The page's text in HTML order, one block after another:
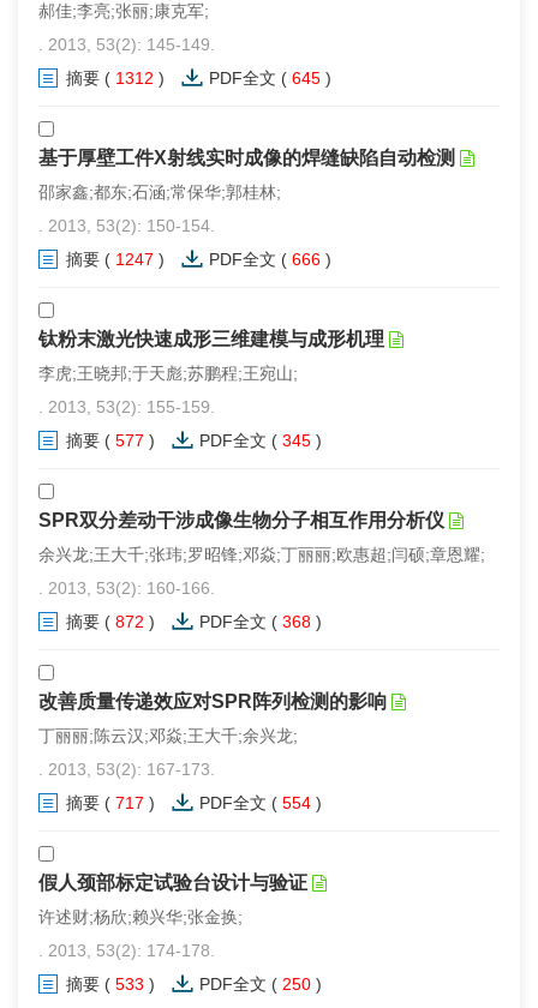
郝佳;李亮;张丽;康克军;
. 2013, 53(2): 145-149.
摘要 ( 1312 ) PDF全文 ( 645 )
基于厚壁工件X射线实时成像的焊缝缺陷自动检测
邵家鑫;都东;石涵;常保华;郭桂林;
. 2013, 53(2): 150-154.
摘要 ( 1247 ) PDF全文 ( 666 )
钛粉末激光快速成形三维建模与成形机理
李虎;王晓邦;于天彪;苏鹏程;王宛山;
. 2013, 53(2): 155-159.
摘要 ( 577 ) PDF全文 ( 345 )
SPR双分差动干涉成像生物分子相互作用分析仪
余兴龙;王大千;张玮;罗昭锋;邓焱;丁丽丽;欧惠超;闫硕;章恩耀;
. 2013, 53(2): 160-166.
摘要 ( 872 ) PDF全文 ( 368 )
改善质量传递效应对SPR阵列检测的影响
丁丽丽;陈云汉;邓焱;王大千;余兴龙;
. 2013, 53(2): 167-173.
摘要 ( 717 ) PDF全文 ( 554 )
假人颈部标定试验台设计与验证
许述财;杨欣;赖兴华;张金换;
. 2013, 53(2): 174-178.
摘要 ( 533 ) PDF全文 ( 250 )